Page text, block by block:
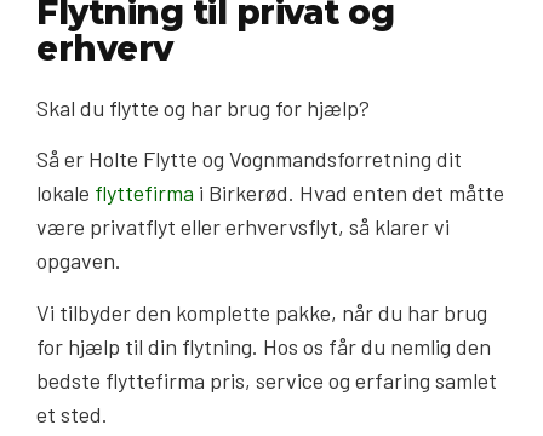
Flytning til privat og
erhverv
Skal du flytte og har brug for hjælp?
Så er Holte Flytte og Vognmandsforretning dit
lokale flyttefirma i Birkerød. Hvad enten det måtte
være privatflyt eller erhvervsflyt, så klarer vi
opgaven.
Vi tilbyder den komplette pakke, når du har brug
for hjælp til din flytning. Hos os får du nemlig den
bedste flyttefirma pris, service og erfaring samlet
et sted.